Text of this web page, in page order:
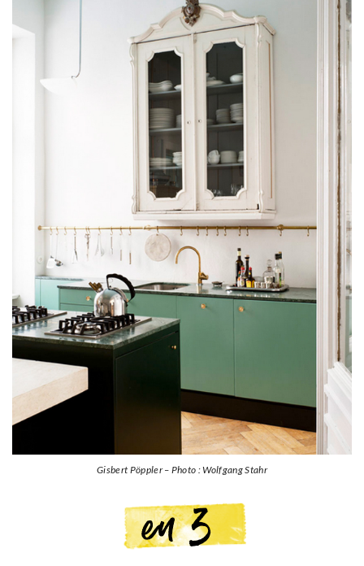
Gisbert Pöppler – Photo : Wolfgang Stahr